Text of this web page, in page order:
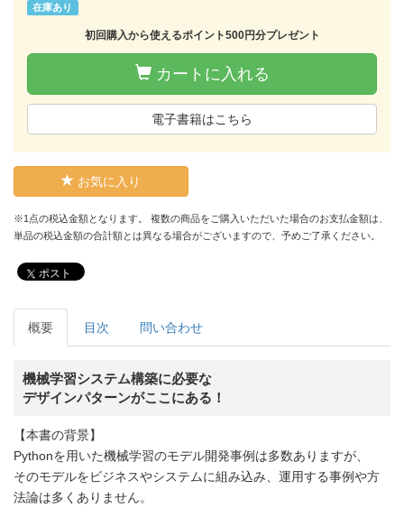
在庫あり
初回購入から使えるポイント500円分プレゼント
カートに入れる
電子書籍はこちら
お気に入り
※1点の税込金額となります。 複数の商品をご購入いただいた場合のお支払金額は、
単品の税込金額の合計額とは異なる場合がございますので、予めご了承ください。
ポスト
概要 目次 問い合わせ
機械学習システム構築に必要な
デザインパターンがここにある！
【本書の背景】
Pythonを用いた機械学習のモデル開発事例は多数ありますが、
そのモデルをビジネスやシステムに組み込み、運用する事例や方
法論は多くありません。